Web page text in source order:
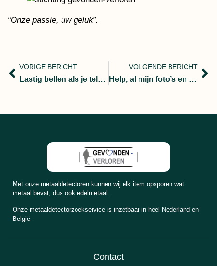
“Onze passie, uw geluk”.
VORIGE BERICHT
Lastig bellen als je telefoon verstopt ligt onder de sneeuw.
VOLGENDE BERICHT
Help, al mijn foto’s en video’s zijn verloren gegaan.
Met onze metaaldetectoren kunnen wij elk item opsporen wat
metaal bevat, dus ook edelmetaal.
Onze metaaldetectorzoekservice is inzetbaar in heel Nederland en
België.
Contact